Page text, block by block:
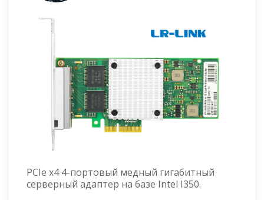
PCIe x4 4-портовый медный гигабитный
серверный адаптер на базе Intel I350.